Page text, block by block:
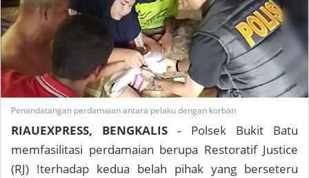
Penandatangan perdamaian antara pelaku dengan korban
RIAUEXPRESS, BENGKALIS - Polsek Bukit Batu
memfasilitasi perdamaian berupa Restoratif Justice
(RJ) !terhadap kedua belah pihak yang berseteru